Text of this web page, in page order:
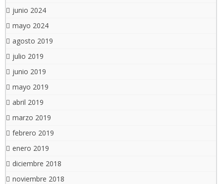
junio 2024
mayo 2024
agosto 2019
julio 2019
junio 2019
mayo 2019
abril 2019
marzo 2019
febrero 2019
enero 2019
diciembre 2018
noviembre 2018